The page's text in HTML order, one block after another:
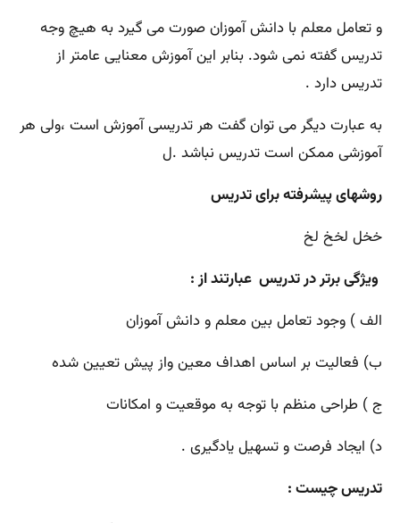
و تعامل معلم با دانش آموزان صورت می گیرد به هیچ وجه
تدریس گفته نمی شود. بنابر این آموزش معنایی عامتر از
تدریس دارد .
به عبارت دیگر می توان گفت هر تدریسی آموزش است ،ولی هر
آموزشی ممکن است تدریس نباشد .ل
روشهای پیشرفته برای تدریس
خخل لخخ لخ
ویژگی برتر در تدریس عبارتند از :
الف ) وجود تعامل بین معلم و دانش آموزان
ب) فعالیت بر اساس اهداف معین واز پیش تعیین شده
ج ) طراحی منظم با توجه به موقعیت و امکانات
د) ایجاد فرصت و تسهیل یادگیری .
تدریس چیست :